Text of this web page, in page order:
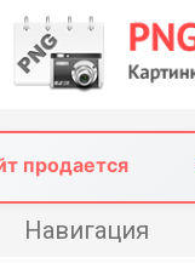
content
продается
Навигация